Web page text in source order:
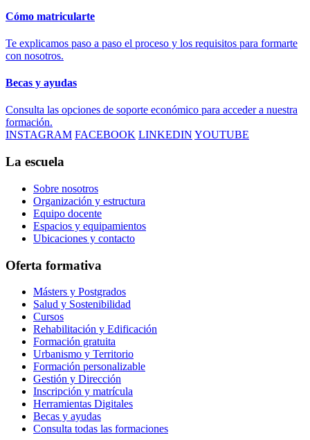
Cómo matricularte
Te explicamos paso a paso el proceso y los requisitos para formarte
con nosotros.
Becas y ayudas
Consulta las opciones de soporte económico para acceder a nuestra
formación.
INSTAGRAM FACEBOOK LINKEDIN YOUTUBE
La escuela
Sobre nosotros
Organización y estructura
Equipo docente
Espacios y equipamientos
Ubicaciones y contacto
Oferta formativa
Másters y Postgrados
Salud y Sostenibilidad
Cursos
Rehabilitación y Edificación
Formación gratuita
Urbanismo y Territorio
Formación personalizable
Gestión y Dirección
Inscripción y matrícula
Herramientas Digitales
Becas y ayudas
Consulta todas las formaciones